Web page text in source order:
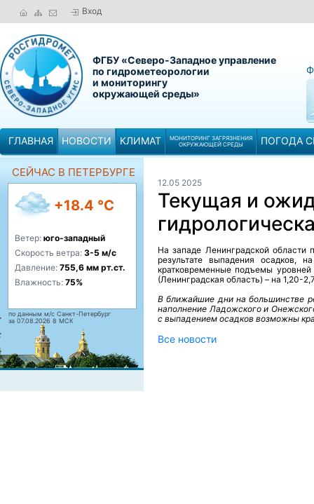
Вход
ФГБУ «Северо-Западное управление
по гидрометеорологии
и мониторингу
окружающей среды»
ГЛАВНАЯ НОВОСТИ КЛИМАТ
МОНИТОРИНГ ЗАГРЯЗНЕНИЯ
ОКРУЖАЮЩЕЙ СРЕДЫ
ПОГОДА
СЕЙЧАС В ПЕТЕРБУРГЕ
+18.4 °C
Ветер: юго-западный
Скорость ветра: 3-5 м/с
Давление: 755,6 мм рт.ст.
Влажность: 75%
по данным м/с Санкт-Петербург
за 07.08.2026 8 МСК
12.05 2025
Текущая и
На западе Ленинградской
результате выпадения осадков,
кратковременные подъемы
(Ленинградская область) – на 1,20-
В ближайшие дни на большинстве
наполнение Ладожскогои
с выпадением осадков возможны
Все новости